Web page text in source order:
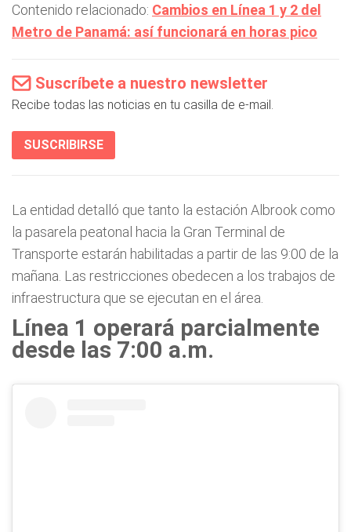
Contenido relacionado: Cambios en Línea 1 y 2 del
Metro de Panamá: así funcionará en horas pico
Suscríbete a nuestro newsletter
Recibe todas las noticias en tu casilla de e-mail.
SUSCRIBIRSE
La entidad detalló que tanto la estación Albrook como
la pasarela peatonal hacia la Gran Terminal de
Transporte estarán habilitadas a partir de las 9:00 de la
mañana. Las restricciones obedecen a los trabajos de
infraestructura que se ejecutan en el área.
Línea 1 operará parcialmente
desde las 7:00 a.m.